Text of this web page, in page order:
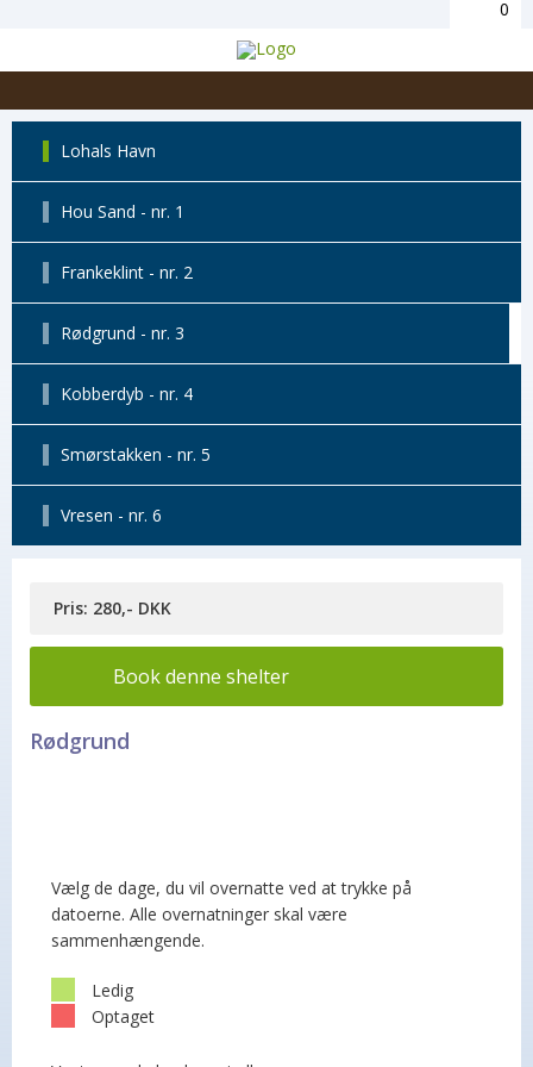
0
Lohals Havn
Hou Sand - nr. 1
Frankeklint - nr. 2
Rødgrund - nr. 3
Kobberdyb - nr. 4
Smørstakken - nr. 5
Vresen - nr. 6
Pris: 280,- DKK
Book denne shelter
Rødgrund
Vælg de dage, du vil overnatte ved at trykke på
datoerne. Alle overnatninger skal være
sammenhængende.
Ledig
Optaget